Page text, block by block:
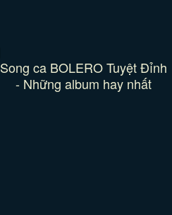
Song ca BOLERO Tuyệt Đỉnh
- Những album hay nhất